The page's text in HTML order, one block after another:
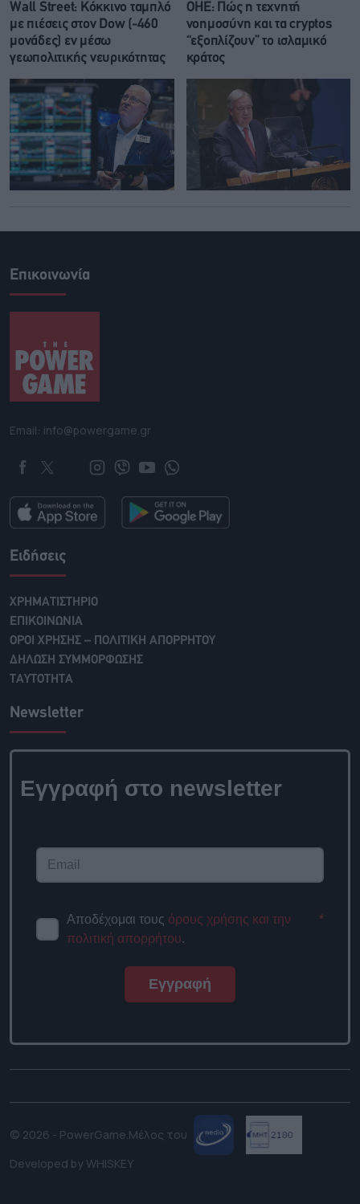
Wall Street: Κόκκινο ταμπλό
με πιέσεις στον Dow (-460
μονάδες) εν μέσω
γεωπολιτικής νευρικότητας
ΟΗΕ: Πώς η τεχνητή
νοημοσύνη και τα cryptos
“εξοπλίζουν” το ισλαμικό
κράτος
Επικοινωνία
Email: info@powergame.gr
Ειδήσεις
ΧΡΗΜΑΤΙΣΤΗΡΙΟ
ΕΠΙΚΟΙΝΩΝΙΑ
ΟΡΟΙ ΧΡΗΣΗΣ – ΠΟΛΙΤΙΚΗ ΑΠΟΡΡΗΤΟΥ
ΔΗΛΩΣΗ ΣΥΜΜΟΡΦΩΣΗΣ
ΤΑΥΤΟΤΗΤΑ
Newsletter
Εγγραφή στο newsletter
Αποδέχομαι τους όρους χρήσης και την
πολιτική απορρήτου.
*
Εγγραφή
© 2026 - PowerGame.Μέλος του
Developed by WHISKEY